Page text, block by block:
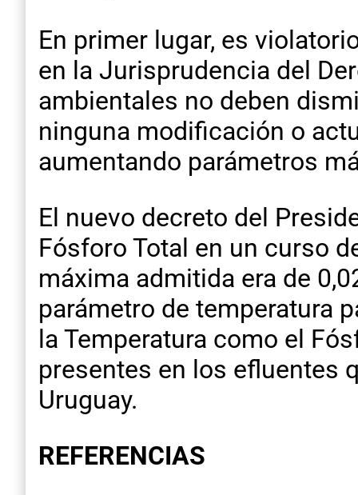
En primer lugar, es
en la Jurisprudencia del
ambientales no deben
ninguna modificación o
aumentando parámetros
El nuevo decreto del
Fósforo Total en un curso
máxima admitida era de
parámetro de temperatura
la Temperatura como el
presentes en los efluentes
Uruguay.
REFERENCIAS